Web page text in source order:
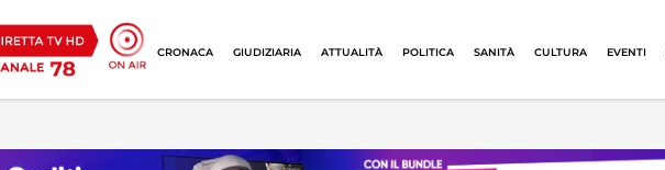
CRONACA GIUDIZIARIA ATTUALITÀ POLITICA SANITÀ CULTURA EVENTI